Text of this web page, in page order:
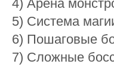
4) Арена
5) Система
6) Пошаговые
7) Сложные